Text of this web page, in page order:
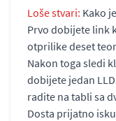
Loše stvari: Kako
Prvo dobijete link
otprilike deset
Nakon toga sledi
dobijete jedan
radite na tabli sa
Dosta prijatno